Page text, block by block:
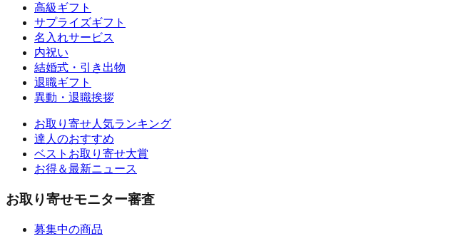
高級ギフト
サプライズギフト
名入れサービス
内祝い
結婚式・引き出物
退職ギフト
異動・退職挨拶
お取り寄せ人気ランキング
達人のおすすめ
ベストお取り寄せ大賞
お得＆最新ニュース
お取り寄せモニター審査
募集中の商品